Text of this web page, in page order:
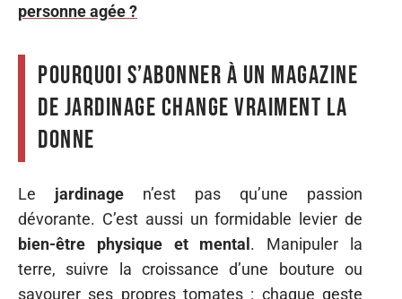
personne agée ?
Pourquoi s’abonner à un magazine
de jardinage change vraiment la
donne
Le jardinage n’est pas qu’une passion
dévorante. C’est aussi un formidable levier de
bien-être physique et mental . Manipuler la
terre, suivre la croissance d’une bouture ou
savourer ses propres tomates : chaque geste